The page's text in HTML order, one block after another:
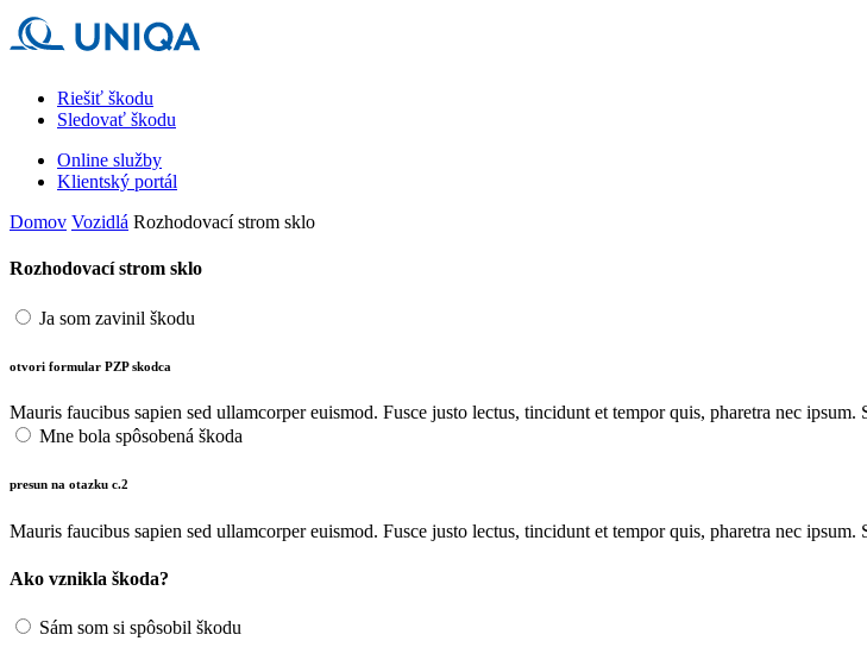
Riešiť škodu
Sledovať škodu
Online služby
Klientský portál
Domov Vozidlá Rozhodovací strom sklo
Rozhodovací strom sklo
Ja som zavinil škodu
otvori formular PZP skodca
Mauris faucibus sapien sed ullamcorper euismod. Fusce justo lectus, tincidunt et tempor quis, pharetra nec
Mne bola spôsobená škoda
presun na otazku c.2
Mauris faucibus sapien sed ullamcorper euismod. Fusce justo lectus, tincidunt et tempor quis, pharetra nec
Ako vznikla škoda?
Sám som si spôsobil škodu